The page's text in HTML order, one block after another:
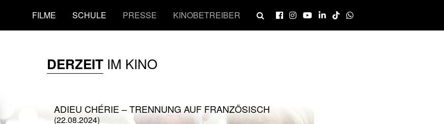
FILME SCHULE PRESSE KINOBETREIBER
DERZEITIM KINO
ADIEU CHÉRIE – TRENNUNG AUF FRANZÖSISCH
(22.08.2024)